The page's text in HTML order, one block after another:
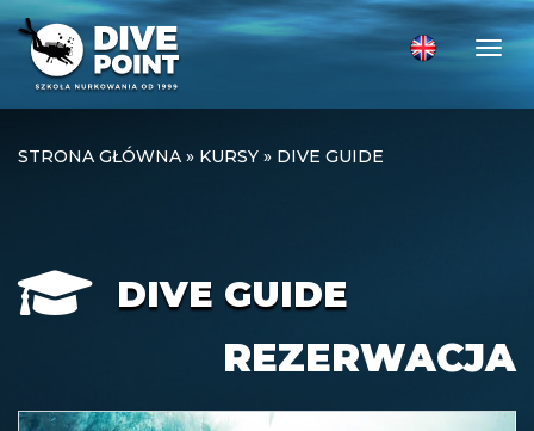
STRONA GŁÓWNA » KURSY » DIVE GUIDE
DIVE GUIDE
REZERWACJA